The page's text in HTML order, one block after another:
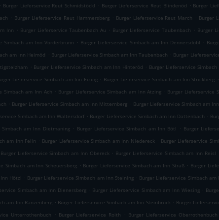
. Burger Lieferservice Reut Schmidstöckl . Burger Lieferservice Reut Blindenöd . Burger
. Burger Lieferservice Reut Hammersberg . Burger Lieferservice Reut March . Burger
Inn . Burger Lieferservice Taubenbach Au . Burger Lieferservice Taubenbach . Burger
Simbach am Inn Vorderbrunn . Burger Lieferservice Simbach am Inn Dennersdobl .
am Inn Heimöd . Burger Lieferservice Simbach am Inn Taubenbach . Burger
. Burger Lieferservice Simbach am Inn Hinteröd . Burger Lieferservice
Lieferservice Simbach am Inn Eizing . Burger Lieferservice Simbach am Inn Strickberg .
Simbach am Inn Ach . Burger Lieferservice Simbach am Inn Atzing . Burger Lieferservice
. Burger Lieferservice Simbach am Inn Mitternberg . Burger Lieferservice Simbach am
Simbach am Inn Waltersdorf . Burger Lieferservice Simbach am Inn Dattenbach .
Simbach am Inn Dietmaning . Burger Lieferservice Simbach am Inn Bötl . Burger
am Inn Felln . Burger Lieferservice Simbach am Inn Niedereck . Burger Lieferservice
Burger Lieferservice Simbach am Inn Obereck . Burger Lieferservice Simbach am Inn Reisl
Simbach am Inn Scheuersberg . Burger Lieferservice Simbach am Inn Straß . Burger
Hötzl . Burger Lieferservice Simbach am Inn Steining . Burger Lieferservice Simbach am
Simbach am Inn Dienersberg . Burger Lieferservice Simbach am Inn Wiesing .
am Inn Ranzenberg . Burger Lieferservice Simbach am Inn Steinbruck . Burger
Unterrothenbuch . Burger Lieferservice Roith . Burger Lieferservice Oberrothenbuch